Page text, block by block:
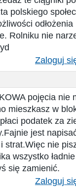
polskiego
Rolniku nie
Zaloguj
pojęcia nie
mieszkasz w
podatek za
jest
strat.Więc nie
wszystko
się zamienić.
Zaloguj